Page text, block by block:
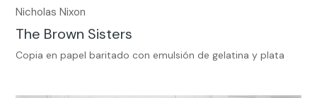
Nicholas Nixon
The Brown Sisters
Copia en papel baritado con emulsión de gelatina y plata